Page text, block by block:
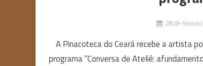
28 de
A Pinacoteca do Ceará recebe a artista
programa “Conversa de Ateliê: